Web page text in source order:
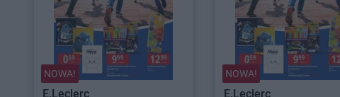
NOWA!
E.Leclerc
NOWA!
E.Leclerc